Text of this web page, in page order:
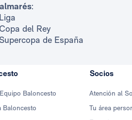
:
del Rey
de España
Baloncesto
Baloncesto
Socios
Atención al
Tu área